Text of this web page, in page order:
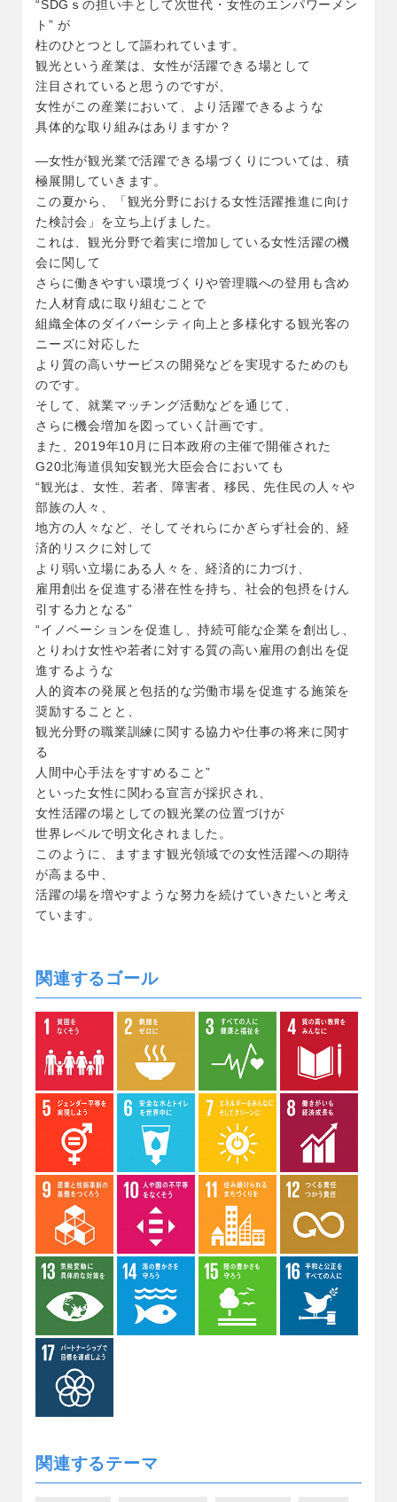
“SDGｓの担い手として次世代・女性のエンパワーメン
ト” が
柱のひとつとして謳われています。
観光という産業は、女性が活躍できる場として
注目されていると思うのですが、
女性がこの産業において、より活躍できるような
具体的な取り組みはありますか？
―女性が観光業で活躍できる場づくりについては、積
極展開していきます。
この夏から、「観光分野における女性活躍推進に向け
た検討会」を立ち上げました。
これは、観光分野で着実に増加している女性活躍の機
会に関して
さらに働きやすい環境づくりや管理職への登用も含め
た人材育成に取り組むことで
組織全体のダイバーシティ向上と多様化する観光客の
ニーズに対応した
より質の高いサービスの開発などを実現するためのも
のです。
そして、就業マッチング活動などを通じて、
さらに機会増加を図っていく計画です。
また、2019年10月に日本政府の主催で開催された
G20北海道倶知安観光大臣会合においても
“観光は、女性、若者、障害者、移民、先住民の人々や
部族の人々、
地方の人々など、そしてそれらにかぎらず社会的、経
済的リスクに対して
より弱い立場にある人々を、経済的に力づけ、
雇用創出を促進する潜在性を持ち、社会的包摂をけん
引する力となる”
“イノベーションを促進し、持続可能な企業を創出し、
とりわけ女性や若者に対する質の高い雇用の創出を促
進するような
人的資本の発展と包括的な労働市場を促進する施策を
奨励することと、
観光分野の職業訓練に関する協力や仕事の将来に関す
る
人間中心手法をすすめること”
といった女性に関わる宣言が採択され、
女性活躍の場としての観光業の位置づけが
世界レベルで明文化されました。
このように、ますます観光領域での女性活躍への期待
が高まる中、
活躍の場を増やすような努力を続けていきたいと考え
ています。
関連するゴール
関連するテーマ